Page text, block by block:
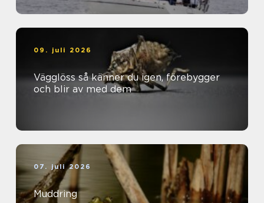
09. juli 2026
Vägglöss så känner du igen, förebygger
och blir av med dem
07. juli 2026
Muddring